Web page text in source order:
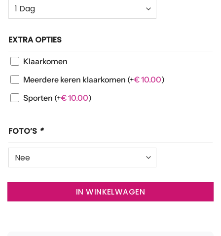
EXTRA OPTIES
Klaarkomen
Meerdere keren klaarkomen (+€10.00)
Sporten (+€10.00)
FOTO’S *
IN WINKELWAGEN